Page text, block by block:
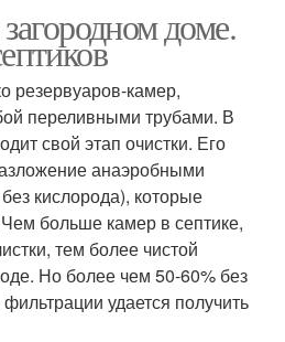
доме.
резервуаров-камер,
переливными трубами. В
свой этап очистки. Его
анаэробными
кислорода), которые
больше камер в септике,
тем более чистой
Но более чем 50-60% без
удается получить